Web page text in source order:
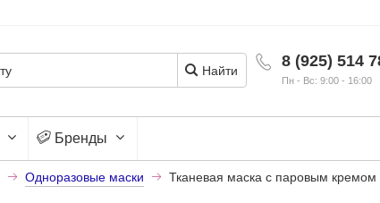
8 (925) 514
Пн - Вс: 9:00 - 16:00
Найти
Бренды
Одноразовые маски
Тканевая маска с паровым кремом